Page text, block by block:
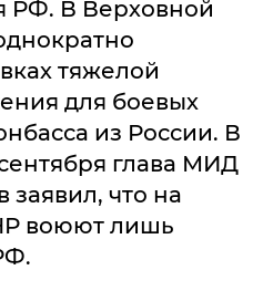
РФ. В Верховной
тяжелой
для боевых
из России. В
глава МИД
что на
воюют лишь